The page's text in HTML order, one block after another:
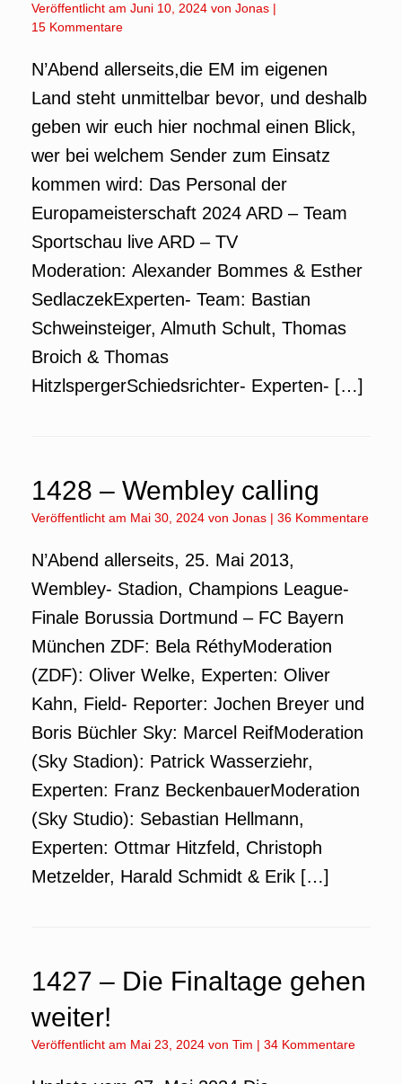
Veröffentlicht am Juni 10, 2024 von Jonas |
15 Kommentare
N’Abend allerseits,die EM im eigenen
Land steht unmittelbar bevor, und deshalb
geben wir euch hier nochmal einen Blick,
wer bei welchem Sender zum Einsatz
kommen wird: Das Personal der
Europameisterschaft 2024 ARD – Team
Sportschau live ARD – TV
Moderation: Alexander Bommes & Esther
SedlaczekExperten- Team: Bastian
Schweinsteiger, Almuth Schult, Thomas
Broich & Thomas
HitzlspergerSchiedsrichter- Experten- […]
1428 – Wembley calling
Veröffentlicht am Mai 30, 2024 von Jonas | 36 Kommentare
N’Abend allerseits, 25. Mai 2013,
Wembley- Stadion, Champions League-
Finale Borussia Dortmund – FC Bayern
München ZDF: Bela RéthyModeration
(ZDF): Oliver Welke, Experten: Oliver
Kahn, Field- Reporter: Jochen Breyer und
Boris Büchler Sky: Marcel ReifModeration
(Sky Stadion): Patrick Wasserziehr,
Experten: Franz BeckenbauerModeration
(Sky Studio): Sebastian Hellmann,
Experten: Ottmar Hitzfeld, Christoph
Metzelder, Harald Schmidt & Erik […]
1427 – Die Finaltage gehen
weiter!
Veröffentlicht am Mai 23, 2024 von Tim | 34 Kommentare